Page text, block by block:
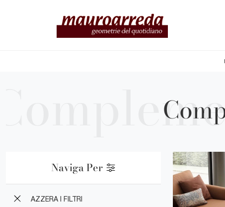
Naviga Per
AZZERA I FILTRI